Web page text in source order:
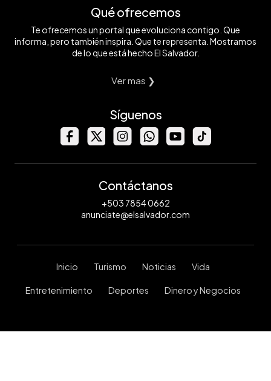
Qué ofrecemos
Te ofrecemos un portal que evoluciona contigo. Que
informa, pero también inspira. Que te representa. Mostramos
de lo que está hecho El Salvador.
Ver mas ❯
Síguenos
Contáctanos
+503 7854 0662
anunciate@elsalvador.com
Inicio Turismo Noticias Vida
Entretenimiento Deportes Dinero y Negocios